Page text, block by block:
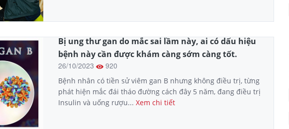
Bị ung thư gan do mắc sai lầm này, ai có dấu hiệu
bệnh này cần được khám càng sớm càng tốt.
26/10/2023 920
Bệnh nhân có tiền sử viêm gan B nhưng không điều trị, từng
phát hiện mắc đái tháo đường cách đây 5 năm, đang điều trị
Insulin và uống rượu... Xem chi tiết